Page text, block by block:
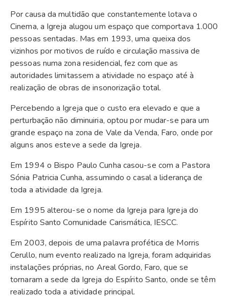
Por causa da multidão que constantemente lotava o
Cinema, a Igreja alugou um espaço que comportava 1.000
pessoas sentadas. Mas em 1993, uma queixa dos
vizinhos por motivos de ruído e circulação massiva de
pessoas numa zona residencial, fez com que as
autoridades limitassem a atividade no espaço até à
realização de obras de insonorização total.
Percebendo a Igreja que o custo era elevado e que a
perturbação não diminuiria, optou por mudar-se para um
grande espaço na zona de Vale da Venda, Faro, onde por
alguns anos esteve a sede da Igreja.
Em 1994 o Bispo Paulo Cunha casou-se com a Pastora
Sónia Patricia Cunha, assumindo o casal a liderança de
toda a atividade da Igreja.
Em 1995 alterou-se o nome da Igreja para Igreja do
Espírito Santo Comunidade Carismática, IESCC.
Em 2003, depois de uma palavra profética de Morris
Cerullo, num evento realizado na Igreja, foram adquiridas
instalações próprias, no Areal Gordo, Faro, que se
tornaram a sede da Igreja do Espírito Santo, onde se têm
realizado toda a atividade principal.